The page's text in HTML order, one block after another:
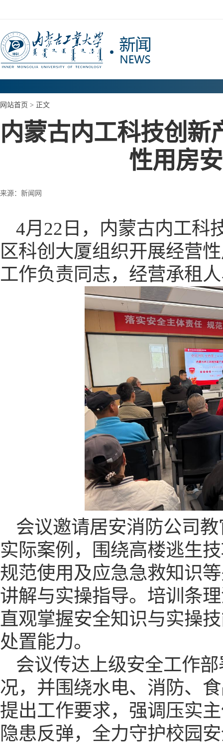
网站首页 > 正文
内蒙古内工科技创新
性用房
来源：新闻网
4月22日，内蒙古内工科
区科创大厦组织开展经营
工作负责同志，经营承租
会议邀请居安消防公司
实际案例，围绕高楼逃生
规范使用及应急急救知识
讲解与实操指导。培训条
直观掌握安全知识与实操
处置能力。
会议传达上级安全工作
况，并围绕水电、消防、
提出工作要求，强调压实
隐患反弹，全力守护校园